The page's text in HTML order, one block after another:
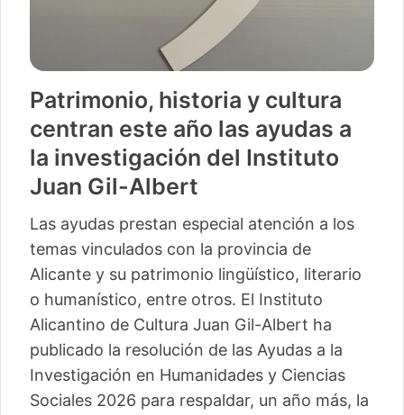
Patrimonio, historia y cultura
centran este año las ayudas a
la investigación del Instituto
Juan Gil-Albert
Las ayudas prestan especial atención a los
temas vinculados con la provincia de
Alicante y su patrimonio lingüístico, literario
o humanístico, entre otros. El Instituto
Alicantino de Cultura Juan Gil-Albert ha
publicado la resolución de las Ayudas a la
Investigación en Humanidades y Ciencias
Sociales 2026 para respaldar, un año más, la